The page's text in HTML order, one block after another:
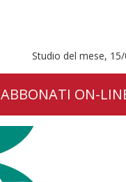
Studio del mese,
ABBONATI ON-